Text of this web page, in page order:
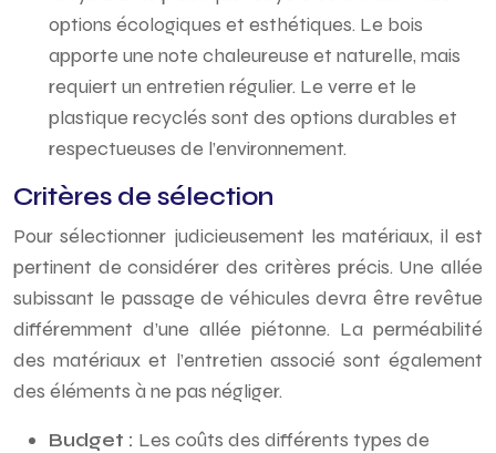
options écologiques et esthétiques. Le bois
apporte une note chaleureuse et naturelle, mais
requiert un entretien régulier. Le verre et le
plastique recyclés sont des options durables et
respectueuses de l’environnement.
Critères de sélection
Pour sélectionner judicieusement les matériaux, il est
pertinent de considérer des critères précis. Une allée
subissant le passage de véhicules devra être revêtue
différemment d’une allée piétonne. La perméabilité
des matériaux et l’entretien associé sont également
des éléments à ne pas négliger.
Budget : Les coûts des différents types de